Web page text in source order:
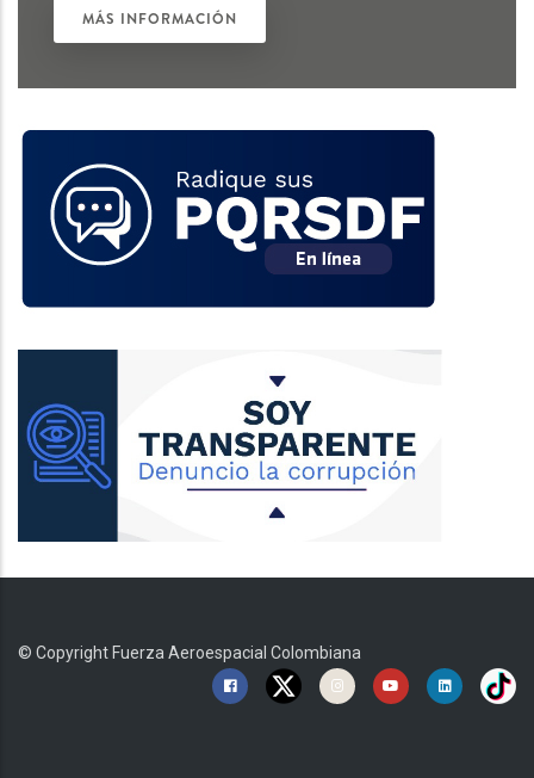
MÁS INFORMACIÓN
© Copyright Fuerza Aeroespacial Colombiana